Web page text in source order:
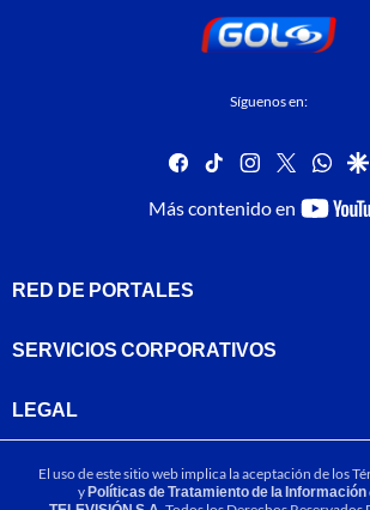
Síguenos en:
facebook
tiktok instagram
twitter
Más contenido en
RED DE PORTALES
SERVICIOS CORPORATIVOS
LEGAL
El uso de este sitio web implica la aceptación de los
yPolíticas de Tratamiento de la Información